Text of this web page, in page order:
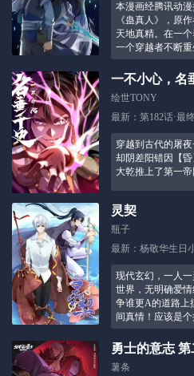
本漫画经腾讯动
《蛊真人》，原
天地真精。在一
一个穿越者不断
道真如铁，如今
依旧望苍天！！
一不小心，名
绘世TONY
最新：第182话·最
穿越到古代的屠
却阴差阳错因【
大乾推上了第一
灵契
瓶子
最新：杨敬华生日
现代玄幻，一人
世界，无明确爱
争谁更A的道路
间真情！应该是
是HE【读者群：
勇士的意志 第
薯条